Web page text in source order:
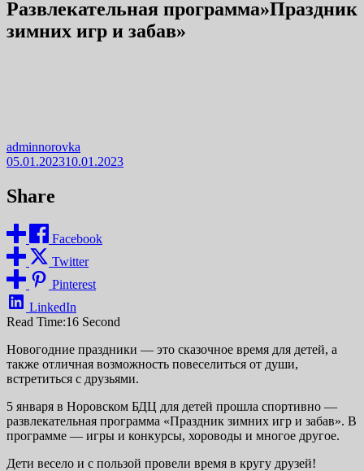
Развлекательная программа»Праздник
зимних игр и забав»
adminnorovka
05.01.202310.01.2023
Share
Facebook
Twitter
Pinterest
LinkedIn
Read Time:16 Second
Новогодние праздники — это сказочное время для детей, а
также отличная возможность повеселиться от души,
встретиться с друзьями.
5 января в Норовском БДЦ для детей прошла спортивно —
развлекательная программа «Праздник зимних игр и забав». В
программе — игры и конкурсы, хороводы и многое другое.
Дети весело и с пользой провели время в кругу друзей!